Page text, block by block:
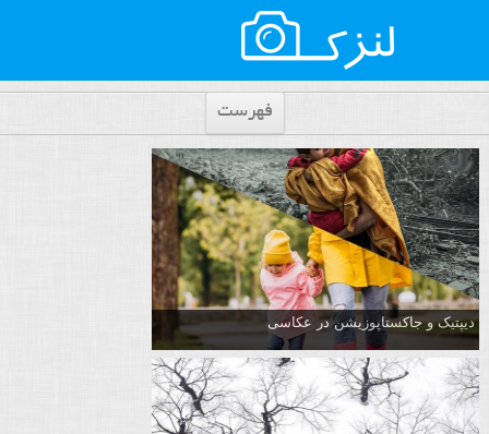
فهرست
دیپتیک و جاکستا‌پوزیشن در عکاسی